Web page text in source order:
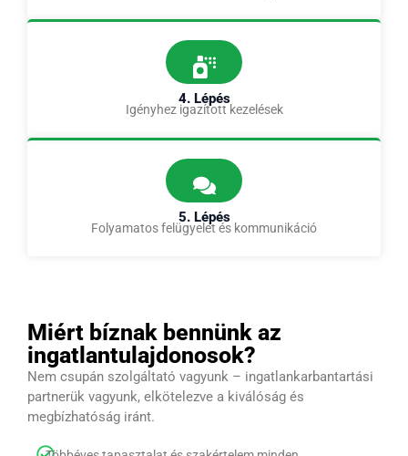
4. Lépés
Igényhez igazított kezelések
5. Lépés
Folyamatos felügyelet és kommunikáció
Miért bíznak bennünk az
ingatlantulajdonosok?
Nem csupán szolgáltató vagyunk – ingatlankarbantartási
partnerük vagyunk, elkötelezve a kiválóság és
megbízhatóság iránt.